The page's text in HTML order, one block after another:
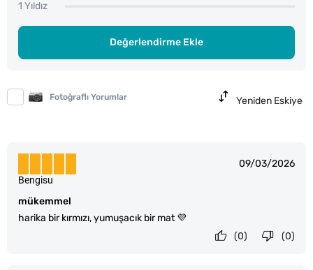
1 Yıldız
Değerlendirme Ekle
Fotoğraflı Yorumlar Yeniden Eskiye
09/03/2026
mükemmel
harika bir kırmızı, yumuşacık bir mat 💜
Bengisu
(0)
(0)